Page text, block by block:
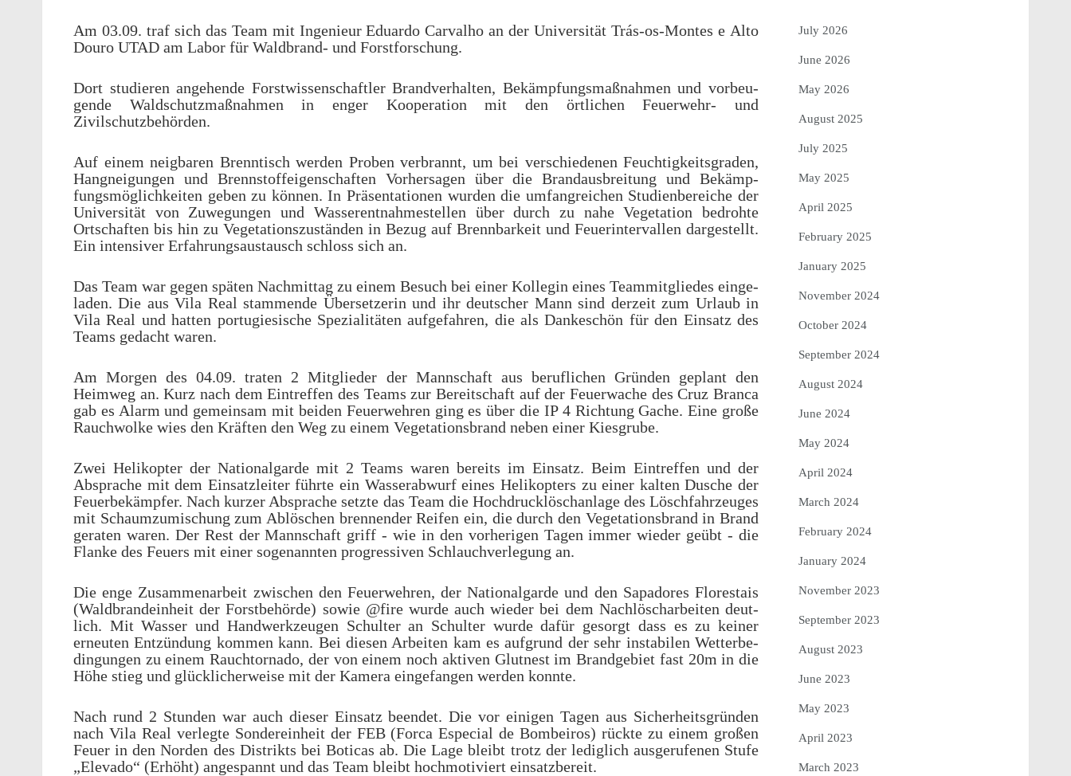
Am 03.09. traf sich das Team mit Inge­nieur Eduardo Carvalho an der Univer­sität Trás-os-Montes e Alto
Douro UTAD am Labor für Wald­brand- und Forstforschung.
Dort studieren ange­hende Forstwissenschaftler Brand­ver­hal­ten, Bekämp­fungs­maß­nah­men und vorbeu­
gende Wald­schutz­maß­nah­men in enger Koop­er­a­tion mit den örtlichen Feuer­wehr- und
Zivilschutzbehörden.
Auf einem neig­baren Bren­ntisch werden Proben verbrannt, um bei verschiede­nen Feuchtigkeits­graden,
Hangnei­gun­gen und Brennstof­feigen­schaften Vorher­sagen über die Bran­daus­bre­itung und Bekämp­
fungsmöglichkeiten geben zu können. In Präsen­ta­tio­nen wurden die umfan­gre­ichen Studi­en­bere­iche der
Univer­sität von Zuwe­gun­gen und Wasser­ent­nahmestellen über durch zu nahe Vege­ta­tion bedro­hte
Ortschaften bis hin zu Vege­ta­tion­szustän­den in Bezug auf Brennbarkeit und Feuer­in­ter­vallen dargestellt.
Ein inten­siver Erfahrungsaus­tausch schloss sich an.
Das Team war gegen späten Nach­mit­tag zu einem Besuch bei einer Kolle­gin eines Team­mit­gliedes einge­
laden. Die aus Vila Real stam­mende Über­set­zerin und ihr deutscher Mann sind derzeit zum Urlaub in
Vila Real und hatten portugiesis­che Spezial­itäten aufge­fahren, die als Dankeschön für den Einsatz des
Teams gedacht waren.
Am Morgen des 04.09. traten 2 Mitglieder der Mannschaft aus beru­flichen Grün­den geplant den
Heimweg an. Kurz nach dem Eintr­e­f­fen des Teams zur Bere­itschaft auf der Feuerwache des Cruz Branca
gab es Alarm und gemein­sam mit beiden Feuer­wehren ging es über die IP 4 Rich­tung Gache. Eine große
Rauch­wolke wies den Kräften den Weg zu einem Vege­ta­tions­brand neben einer Kiesgrube.
Zwei Helikopter der Nation­al­garde mit 2 Teams waren bere­its im Einsatz. Beim Eintr­e­f­fen und der
Absprache mit dem Einsat­zleiter führte ein Wasser­ab­wurf eines Helikopters zu einer kalten Dusche der
Feuer­bekämpfer. Nach kurzer Absprache setzte das Team die Hochdruck­löschan­lage des Löschfahrzeuges
mit Schaumzu­mis­chung zum Ablöschen bren­nen­der Reifen ein, die durch den Vege­ta­tions­brand in Brand
geraten waren. Der Rest der Mannschaft griff - wie in den vorheri­gen Tagen immer wieder geübt - die
Flanke des Feuers mit einer soge­nan­nten progres­siven Schlauchver­legung an.
Die enge Zusam­me­nar­beit zwis­chen den Feuer­wehren, der Nation­al­garde und den Sapadores Florestais
(Wald­bran­dein­heit der Forst­be­hörde) sowie @fire wurde auch wieder bei dem Nach­löschar­beiten deut­
lich. Mit Wasser und Handw­erkzeu­gen Schul­ter an Schul­ter wurde dafür gesorgt dass es zu keiner
erneuten Entzün­dung kommen kann. Bei diesen Arbeiten kam es aufgrund der sehr insta­bilen Wetterbe­
din­gun­gen zu einem Rauch­tor­nado, der von einem noch aktiven Glutnest im Brandge­biet fast 20m in die
Höhe stieg und glück­licher­weise mit der Kamera einge­fan­gen werden konnte.
Nach rund 2 Stun­den war auch dieser Einsatz been­det. Die vor eini­gen Tagen aus Sicher­heits­grün­den
nach Vila Real verlegte Sondere­in­heit der FEB (Forca Espe­cial de Bombeiros) rückte zu einem großen
Feuer in den Norden des Distrikts bei Boti­cas ab. Die Lage bleibt trotz der lediglich ausgerufe­nen Stufe
„Elevado“ (Erhöht) anges­pannt und das Team bleibt hochmo­tiviert einsatzbereit.
July 2026
June 2026
May 2026
August 2025
July 2025
May 2025
April 2025
February 2025
January 2025
November 2024
October 2024
September 2024
August 2024
June 2024
May 2024
April 2024
March 2024
February 2024
January 2024
November 2023
September 2023
August 2023
June 2023
May 2023
April 2023
March 2023